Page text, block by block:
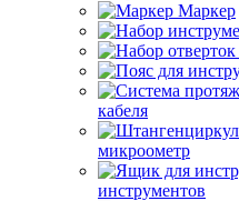
Маркер
кабеля
микроометр
инструментов